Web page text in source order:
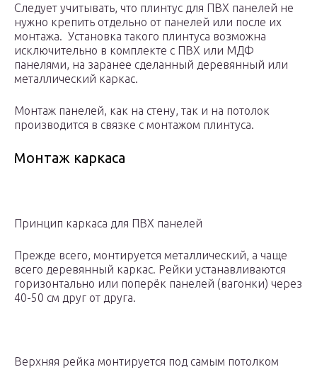
Следует учитывать, что плинтус для ПВХ панелей не
нужно крепить отдельно от панелей или после их
монтажа. Установка такого плинтуса возможна
исключительно в комплекте с ПВХ или МДФ
панелями, на заранее сделанный деревянный или
металлический каркас.
Монтаж панелей, как на стену, так и на потолок
производится в связке с монтажом плинтуса.
Монтаж каркаса
Принцип каркаса для ПВХ панелей
Прежде всего, монтируется металлический, а чаще
всего деревянный каркас. Рейки устанавливаются
горизонтально или поперёк панелей (вагонки) через
40-50 см друг от друга.
Верхняя рейка монтируется под самым потолком